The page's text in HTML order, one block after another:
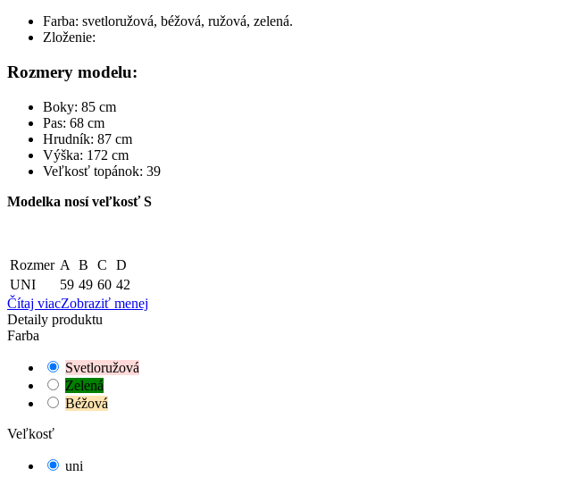
Farba: svetloružová, béžová, ružová, zelená.
Zloženie:
Rozmery modelu:
Boky: 85 cm
Pas: 68 cm
Hrudník: 87 cm
Výška: 172 cm
Veľkosť topánok: 39
Modelka nosí veľkosť S
Rozmer A B C
D
UNI
59 49 60 42
Čítaj viacZobraziť menej
Detaily produktu
Farba
Svetloružová
Zelená
Béžová
Veľkosť
uni